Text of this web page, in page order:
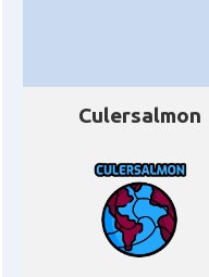
Culersalmon